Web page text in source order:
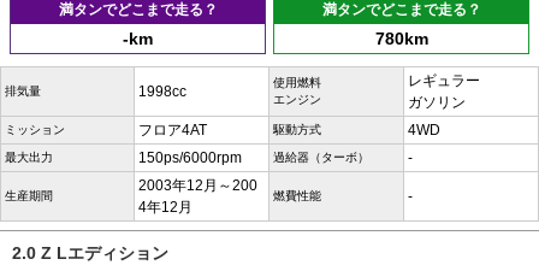
満タンでどこまで走る？
-km
満タンでどこまで走る？
780km
排気量 1998cc
使用燃料
エンジン
レギュラー
ガソリン
ミッション フロア4AT 駆動方式 4WD
最大出力 150ps/6000rpm 過給器（ターボ） -
生産期間
2003年12月～200
4年12月
燃費性能 -
2.0 Z Lエディション